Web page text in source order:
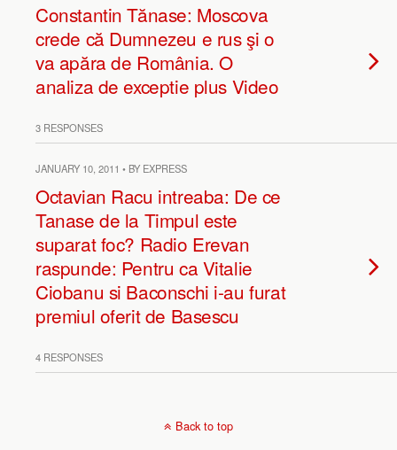
Constantin Tănase: Moscova
crede că Dumnezeu e rus şi o
va apăra de România. O
analiza de exceptie plus Video
3 RESPONSES
JANUARY 10, 2011 • BY EXPRESS
Octavian Racu intreaba: De ce
Tanase de la Timpul este
suparat foc? Radio Erevan
raspunde: Pentru ca Vitalie
Ciobanu si Baconschi i-au furat
premiul oferit de Basescu
4 RESPONSES
Back to top